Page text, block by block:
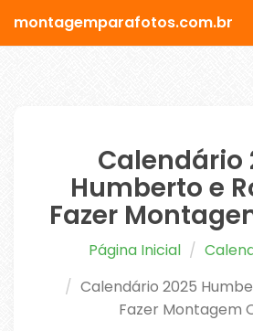
montagemparafotos.com.br
Calendário
Humberto e
Fazer
Página Inicial
Calendário 2025
Fazer Montagem